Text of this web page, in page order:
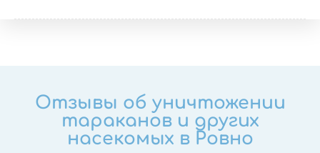
Отзывы об уничтожении
тараканов и других
насекомых в Ровно